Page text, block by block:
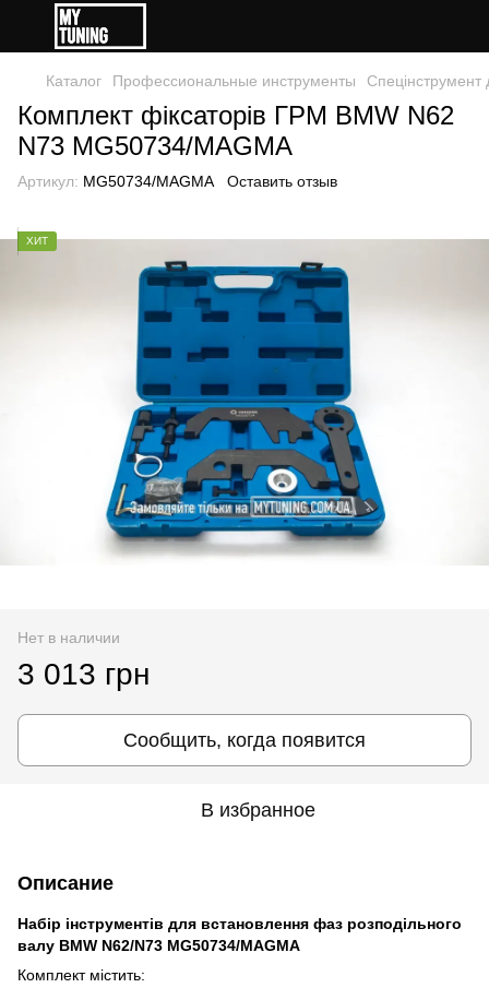
Каталог Профессиональные инструменты
Комплект фіксаторів ГРМ BMW N62
N73 MG50734/MAGMA
Артикул: MG50734/MAGMA Оставить отзыв
ХИТ
Нет в наличии
3 013 грн
Сообщить, когда появится
В избранное
Описание
Набір інструментів для встановлення фаз розподільного
валу BMW N62/N73 MG50734/MAGMA
Комплект містить: